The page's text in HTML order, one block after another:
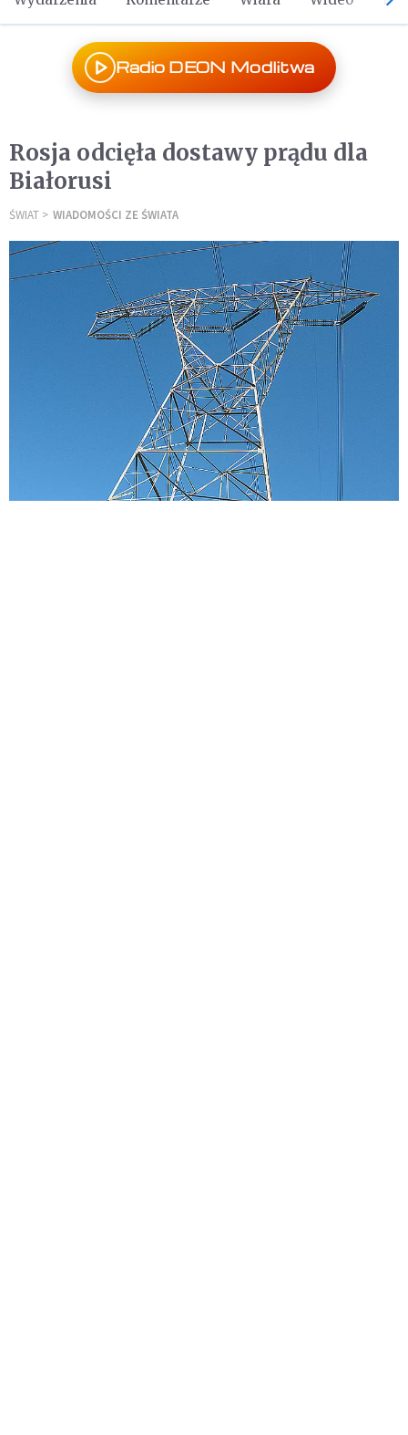
Radio DEON Modlitwa
Rosja odcięła dostawy prądu dla
Białorusi
ŚWIAT WIADOMOŚCI ZE ŚWIATA